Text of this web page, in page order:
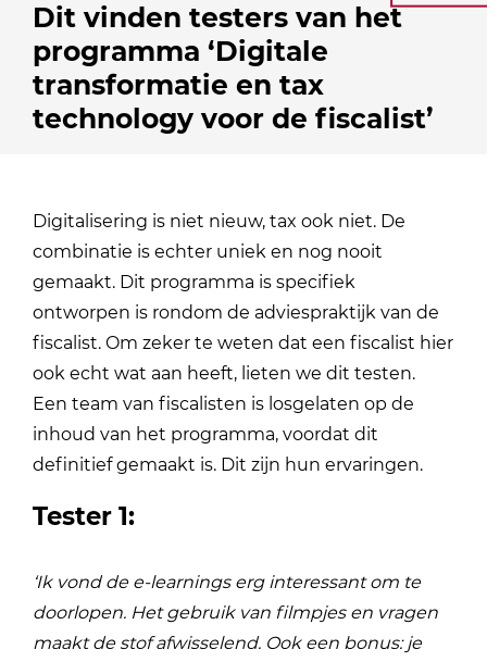
Dit vinden testers van het
programma ‘Digitale
transformatie en tax
technology voor de fiscalist’
Digitalisering is niet nieuw, tax ook niet. De
combinatie is echter uniek en nog nooit
gemaakt. Dit programma is specifiek
ontworpen is rondom de adviespraktijk van de
fiscalist. Om zeker te weten dat een fiscalist hier
ook echt wat aan heeft, lieten we dit testen.
Een team van fiscalisten is losgelaten op de
inhoud van het programma, voordat dit
definitief gemaakt is. Dit zijn hun ervaringen.
Tester 1:
‘Ik vond de e-learnings erg interessant om te
doorlopen. Het gebruik van filmpjes en vragen
maakt de stof afwisselend. Ook een bonus: je